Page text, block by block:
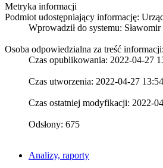
Metryka informacji
Podmiot udostępniający informację:
Wprowadził do systemu:
Osoba odpowiedzialna za treść
Czas opublikowania: 2022-04-27
Czas utworzenia: 2022-04-27 13:54
Czas ostatniej modyfikacji: 2022-
Odsłony: 675
Analizy, raporty